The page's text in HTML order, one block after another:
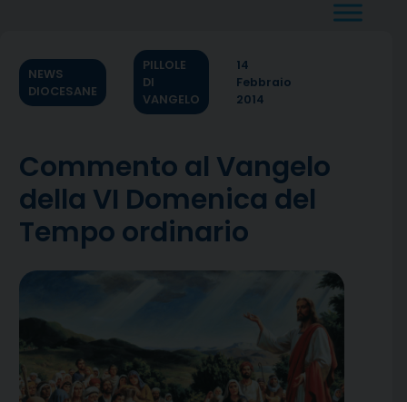
NEWS
DIOCESANE
PILLOLE
DI
VANGELO
14
Febbraio
2014
Commento al Vangelo
della VI Domenica del
Tempo ordinario